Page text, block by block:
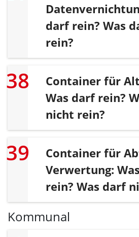
darf rein? Was
rein?
Container für
Was darf rein?
nicht rein?
Container für
Verwertung:
rein? Was darf
Kommunal